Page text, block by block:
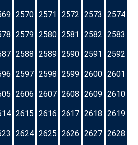
2570 2571 2572 2573 2574
2579 2580 2581 2582 2583
2588 2589 2590 2591 2592
2597 2598 2599 2600 2601
2606 2607 2608 2609 2610
2615 2616 2617 2618 2619
2624 2625 2626 2627 2628